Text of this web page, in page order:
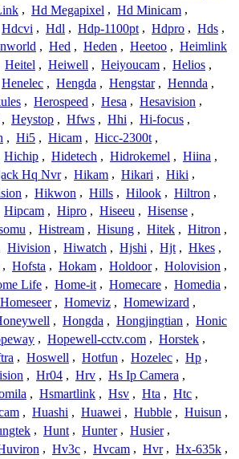
, Hd Megapixel , Hd Minicam ,
Hdcvi , Hdl , Hdp-1100pt , Hdpro , Hds ,
, Hed , Heden , Heetoo , Heimlink
Heitel , Heiwell , Heiyoucam , Helios ,
Henelec , Hengda , Hengstar , Hennda ,
, Herospeed , Hesa , Hesavision ,
, Heystop , Hfws , Hhi , Hi-focus ,
, Hi5 , Hicam , Hicc-2300t ,
Hichip , Hidetech , Hidrokemel , Hiina ,
Hq Nvr , Hikam , Hikari , Hiki ,
, Hikwon , Hills , Hilook , Hiltron ,
Hipcam , Hipro , Hiseeu , Hisense ,
, Histream , Hisung , Hitek , Hitron ,
Hivision , Hiwatch , Hjshi , Hjt , Hkes ,
, Hofsta , Hokam , Holdoor , Holovision ,
Life , Home-it , Homecare , Homedia ,
Homeseer , Homeviz , Homewizard ,
, Hongda , Hongjingtian , Honic
, Hopewell-cctv.com , Horstek ,
, Hoswell , Hotfun , Hozelec , Hp ,
, Hr04 , Hrv , Hs Ip Camera ,
, Hsmartlink , Hsv , Hta , Htc ,
, Huashi , Huawei , Hubble , Huisun ,
, Hunt , Hunter , Husier ,
, Hv3c , Hvcam , Hvr , Hx-635k ,